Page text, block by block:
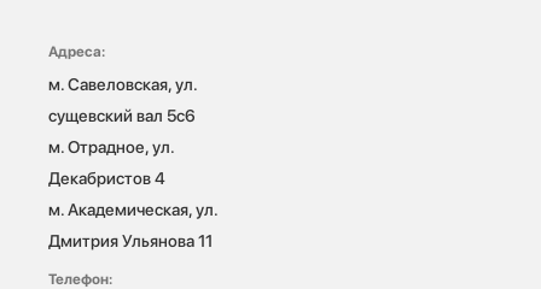
Адреса:
м. Савеловская, ул.
сущевский вал 5с6
м. Отрадное, ул.
Декабристов 4
м. Академическая, ул.
Дмитрия Ульянова 11
Телефон: